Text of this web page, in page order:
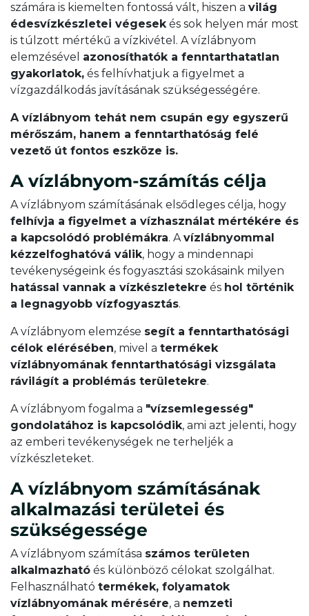
számára is kiemelten fontossá vált, hiszen a világ
édesvízkészletei végesekés sok helyen már most
is túlzott mértékű a vízkivétel. A vízlábnyom
elemzésével azonosíthatók a fenntarthatatlan
gyakorlatok, és felhívhatjuk a figyelmet a
vízgazdálkodás javításának szükségességére.
A vízlábnyom tehát nem csupán egy egyszerű
mérőszám, hanem a fenntarthatóság felé
vezető út fontos eszköze is.
A vízlábnyom-számítás célja
A vízlábnyom számításának elsődleges célja, hogy
felhívja a figyelmet a vízhasználat mértékére és
a kapcsolódó problémákra. Avízlábnyommal
kézzelfoghatóvá válik, hogy a mindennapi
tevékenységeink és fogyasztási szokásaink milyen
hatással vannak a vízkészletekre és hol történik
a legnagyobb vízfogyasztás.
A vízlábnyom elemzése segít a fenntarthatósági
célok elérésében, mivel a termékek
vízlábnyomának fenntarthatósági vizsgálata
rávilágít a problémás területekre.
A vízlábnyom fogalma a "vízsemlegesség"
gondolatához is kapcsolódik, ami azt jelenti, hogy
az emberi tevékenységek ne terheljék a
vízkészleteket.
A vízlábnyom számításának
alkalmazási területei és
szükségessége
A vízlábnyom számítása számos területen
alkalmazható és különböző célokat szolgálhat.
Felhasználható termékek, folyamatok
vízlábnyomának mérésére, a nemzeti